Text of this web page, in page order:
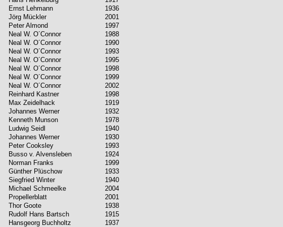
Ernst Lehmann
1936
Jörg Mückler
2001
Peter Almond
1997
Neal W. O´Connor
1988
Neal W. O´Connor
1990
Neal W. O´Connor
1993
Neal W. O´Connor
1995
Neal W. O´Connor
1998
Neal W. O´Connor
1999
Neal W. O´Connor
2002
Reinhard Kastner
1998
Max Zeidelhack
1919
Johannes Werner
1932
Kenneth Munson
1978
Ludwig Seidl
1940
Johannes Werner
1930
Peter Cooksley
1993
Busso v. Alvensleben
1924
Norman Franks
1999
Günther Plüschow
1933
Siegfried Winter
1940
Michael Schmeelke
2004
Propellerblatt
2001
Thor Goote
1938
Rudolf Hans Bartsch
1915
Hansgeorg Buchholtz
1937